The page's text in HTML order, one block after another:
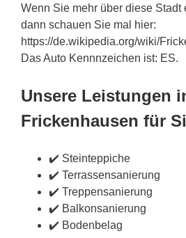
Wenn Sie mehr über diese Stadt
dann schauen Sie mal hier:
https://de.wikipedia.org/wiki/
Das Auto Kennnzeichen ist: ES.
Unsere Leistungen
Frickenhausen für
✔️ Steinteppiche
✔️ Terrassensanierung
✔️ Treppensanierung
✔️ Balkonsanierung
✔️ Bodenbelag